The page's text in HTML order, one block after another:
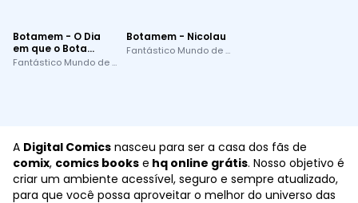
Botamem - O Dia
em que o Bota
Parou
Fantástico Mundo de Sunça
Botamem - Nicolau
Fantástico Mundo de Sunça
A Digital Comics nasceu para ser a casa dos fãs de
comix, comics books e hq online grátis. Nosso objetivo é
criar um ambiente acessível, seguro e sempre atualizado,
para que você possa aproveitar o melhor do universo das